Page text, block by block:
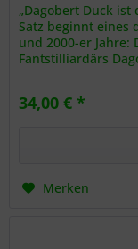
„Dagobert Duck
Satz beginnt eines
und 2000-er
Fantstilliardärs
34,00 € *
Merken